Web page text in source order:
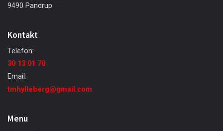
9490 Pandrup
Kontakt
Telefon:
30 13 01 70
Email:
tmhylleberg@gmail.com
Menu